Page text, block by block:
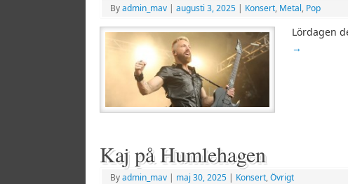
Byadmin_mav | augusti 3, 2025 | Konsert, Metal, Pop
Lördagen
→
Kaj på Humlehagen
Byadmin_mav | maj 30, 2025 | Konsert,Övrigt